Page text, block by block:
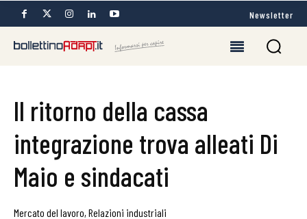
Newsletter
Il ritorno della cassa
integrazione trova alleati Di
Maio e sindacati
Mercato del lavoro, Relazioni industriali